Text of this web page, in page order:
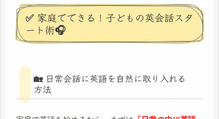
✅ 家庭でできる！子どもの英会話スタ
ート術🎧
🏡 日常会話に英語を自然に取り入れる
方法